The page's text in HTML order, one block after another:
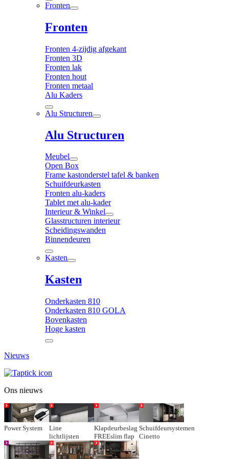
Fronten
Fronten
Fronten 4-zijdig afgekant
Fronten 3D
Fronten lak
Fronten hout
Fronten metaal
Alu Kaders
Alu Structuren
Alu Structuren
Meubel
Open Box
Frame kastonderstel tafel & banken
Schuifdeurkasten
Fronten alu-kaders
Tablet met alu-kader
Interieur & Winkel
Glasstructuren interieur
Scheidingswanden
Binnendeuren
Kasten
Kasten
Onderkasten 810
Onderkasten 810 GOLA
Bovenkasten
Hoge kasten
Nieuws
Ons nieuws
Power System
Line
lichtlijsten
Klapdeurbeslag
FREEslim flap
Schuifdeursystemen
Cinetto